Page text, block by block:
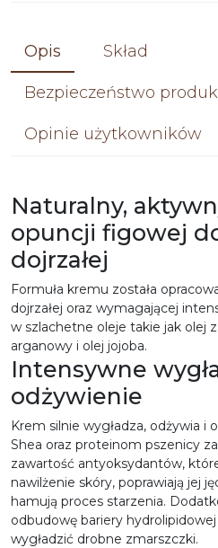
Opis Skład
Bezpieczeństwo
Opinie użytkowników
Naturalny,
opuncji figowej
dojrzałej
Formuła kremu została
dojrzałej oraz wymagającej
w szlachetne oleje takie jak olej
arganowy i olej jojoba.
Intensywne
odżywienie
Krem silnie wygładza, odżywia i
Shea oraz proteinom pszenicy
zawartość antyoksydantów,
nawilżenie skóry, poprawiają jej
hamują proces starzenia.
odbudowę bariery
wygładzić drobne zmarszczki.